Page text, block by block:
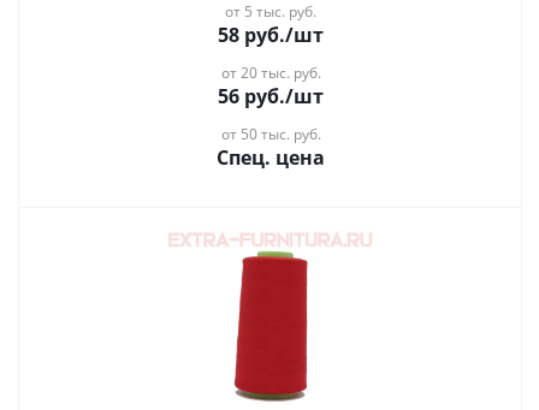
от 5 тыс. руб.
58 руб./шт
от 20 тыс. руб.
56 руб./шт
от 50 тыс. руб.
Спец. цена